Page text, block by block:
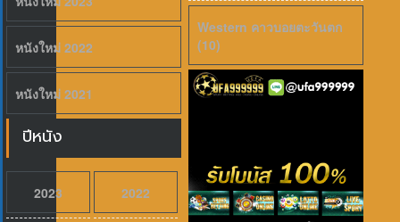
หนังใหม่ 2022
หนังใหม่ 2021
ปีหนัง
2023 2022
Western คาวบอยตะวันตก
(10)